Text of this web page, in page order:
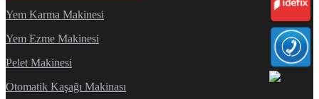
Yem Karma Makinesi
Yem Ezme Makinesi
Pelet Makinesi
Otomatik Kaşağı Makinası